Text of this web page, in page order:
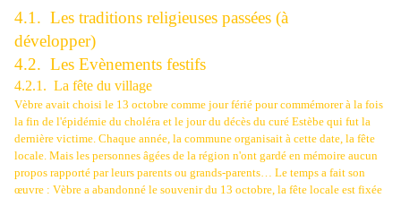
4.1. Les traditions religieuses passées (à
développer)
4.2. Les Evènements festifs
4.2.1. La fête du village
Vèbre avait choisi le 13 octobre comme jour férié pour commémorer à la fois
la fin de l'épidémie du choléra et le jour du décès du curé Estèbe qui fut la
dernière victime. Chaque année, la commune organisait à cette date, la fête
locale. Mais les personnes âgées de la région n'ont gardé en mémoire aucun
propos rapporté par leurs parents ou grands-parents… Le temps a fait son
œuvre : Vèbre a abandonné le souvenir du 13 octobre, la fête locale est fixée